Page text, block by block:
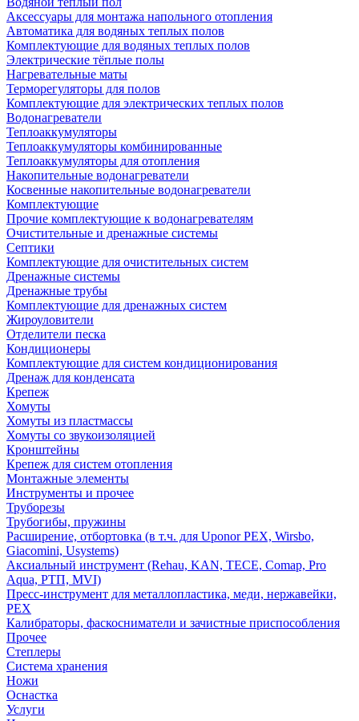
Аксессуары для монтажа напольного отопления
Автоматика для водяных теплых полов
Комплектующие для водяных теплых полов
Электрические тёплые полы
Нагревательные маты
Терморегуляторы для полов
Комплектующие для электрических теплых полов
Водонагреватели
Теплоаккумуляторы
Теплоаккумуляторы комбинированные
Теплоаккумуляторы для отопления
Накопительные водонагреватели
Косвенные накопительные водонагреватели
Комплектующие
Прочие комплектующие к водонагревателям
Очистительные и дренажные системы
Септики
Комплектующие для очистительных систем
Дренажные системы
Дренажные трубы
Комплектующие для дренажных систем
Жироуловители
Отделители песка
Кондиционеры
Комплектующие для систем кондиционирования
Дренаж для конденсата
Крепеж
Хомуты
Хомуты из пластмассы
Хомуты со звукоизоляцией
Кронштейны
Крепеж для систем отопления
Монтажные элементы
Инструменты и прочее
Труборезы
Трубогибы, пружины
Расширение, отбортовка (в т.ч. для Uponor PEX, Wirsbo,
Giacomini, Usystems)
Аксиальный инструмент (Rehau, KAN, TECE, Comap, Pro
Aqua, РТП, MVI)
Пресс-инструмент для металлопластика, меди, нержавейки,
PEX
Калибраторы, фаскосниматели и зачистные приспособления
Прочее
Степлеры
Система хранения
Ножи
Оснастка
Услуги